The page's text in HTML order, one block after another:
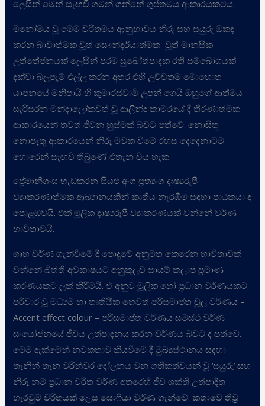
ලෙසින් මෙන් සැඟවී ගමන් ගන්නේ ගුප්තමය ආකාරයකටය.
මනෝමය වූ මෙම චරිතමය ආනුභාවය නිරූ සහ සයුරු ඔකඳ
කරන බාවාත්මක වූත් සෞන්දර්යාත්මක වූත් මානසික
උත්තේජනයක් ලෙසින් පරම සුඛෝත්පාදක රති සම්බෝගයක්
දක්වා බලපෑම් එල්ල කරන අතර එහි උච්චතම මොහොත
යාපනයේ මනිපායි හි කුමාරස්වාමි උපන් ගෙයි ඔහුගේ ආත්මය
සැරිසරන මන්දාලෝකවත් වූ ආලින්ද කාමරයේ දී තීරණාත්මක
ආකාරයෙන් තවත් ජීවන හුස්මක් බවට පත්වේ. නොසිතූ
නොපැතූ ආකාරයෙන් නිරූ මවක වීමේ රහස දෙදෙනාටම
හොරෙන් සැඟවී තිබුණේ එතැන විය හැක.
ප්‍රේමානිශංස හැඩකරන සියළු අංග ප්‍රත්‍යංග දෘෂ්‍යරූපී
ව්‍යාකරණාත්මක ආඛ්‍යානයකින් කෘතිය නැරඹීම සඳහා පාඨකයා ද
පොළඹවයි. එක් මූලික දෘෂ්‍යරූපී ව්‍යාකරණයක් වන්නේ වර්ණ
භාවිතාවයි.
ගෘහ වර්ණ ගැන්වීමේ දී පොදුවේ අනුමත කෙරෙන භාවිතාවක්
වන්නේ බිත්ති අවකාෂයට අනුකූලව සායම් කලාප ප්‍රමාණ
කරණයකට ලක් කිරීමයි. ඒ අනුව මූලික හෝ ප්‍රධාන වර්ණයකට
පරිවාර වූ මධ්‍යම හා තෘතියීක හෙවත් පරිසමාප්ත චූල වර්ණය –
Accent effect colour – පරිසමාප්ත වර්ණය සමස්ථ වර්ණ
සංයෝජනයේ ජීවය උත්පාදනය කරන වර්ණය බවට ද පත්වේ.
මෙම දැක්මෙන් නවකතාව කියවීමේ දී මුඛ්‍යස්ථානය සඳහා
තැනින් තැන වරින්වර දෝලනය වන ගතිකත්වයන් වූ ‘සයුරු’ සහ
නිරූ නම් ප්‍රධාන චරිත වර්ණ අතරෙහි ජීව ශක්ති උත්පාදිත
හැරවුම් චරිතයක් ලෙස සොෆියා වර්ණ ගැන්වේ. කතාවේ තීව්‍ර